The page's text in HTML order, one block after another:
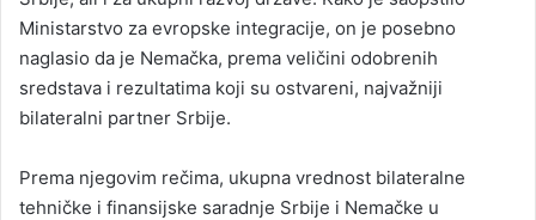
Ministarstvo za evropske integracije, on je posebno
naglasio da je Nemačka, prema veličini odobrenih
sredstava i rezultatima koji su ostvareni, najvažniji
bilateralni partner Srbije.
Prema njegovim rečima, ukupna vrednost bilateralne
tehničke i finansijske saradnje Srbije i Nemačke u